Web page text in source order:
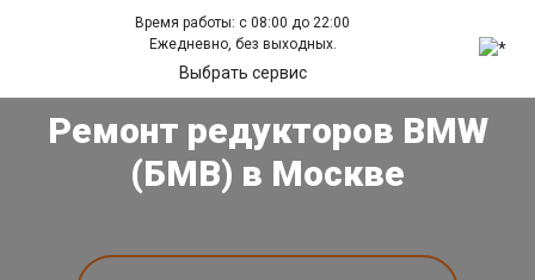
Время работы: с 08:00 до 22:00
Ежедневно, без выходных.
Выбрать сервис
Ремонт редукторов BMW
(БМВ) в Москве